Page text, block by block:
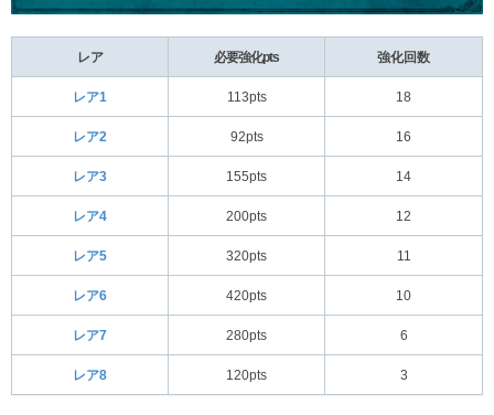
レア 必要強化pts 強化回数
レア1 113pts 18
レア2 92pts 16
レア3 155pts 14
レア4 200pts 12
レア5 320pts 11
レア6 420pts 10
レア7 280pts 6
レア8 120pts 3